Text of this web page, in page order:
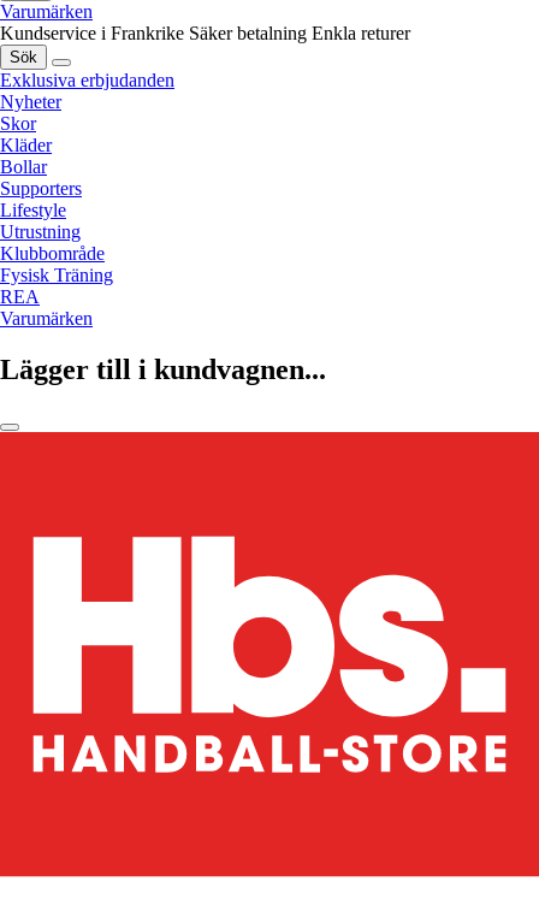
Varumärken
Kundservice i Frankrike Säker betalning Enkla returer
Sök
Exklusiva erbjudanden
Nyheter
Skor
Kläder
Bollar
Supporters
Lifestyle
Utrustning
Klubbområde
Fysisk Träning
REA
Varumärken
Lägger till i kundvagnen...